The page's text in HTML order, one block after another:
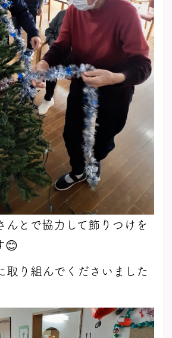
んとで協力して飾りつけを
😊
取り組んでくださいました